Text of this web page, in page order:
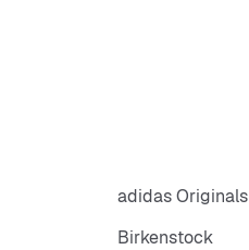
adidas Originals
Birkenstock